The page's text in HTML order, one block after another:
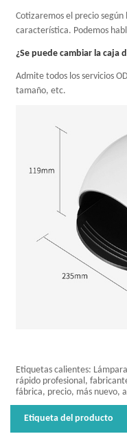
Cotizaremos el precio
característica. Podemos
¿Se puede cambiar la caja
Admite todos los servicios
tamaño, etc.
Etiquetas calientes:
rápido profesional,
fábrica, precio, más nuevo,
Etiqueta del producto